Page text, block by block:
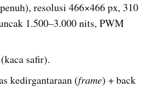
resolusi 466×466 px, 310
safir).
kedirgantaraan (frame) + back